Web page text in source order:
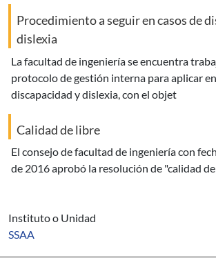
Procedimiento a seguir en casos de
dislexia
la facultad de ingeniería se encuentra trabajando en un
protocolo de gestión interna para aplicar
discapacidad y dislexia, con el objet
Calidad de libre
el consejo de facultad de ingeniería con fecha 18 de octubre
de 2016 aprobó la resolución de "calidad
Instituto o Unidad
SSAA